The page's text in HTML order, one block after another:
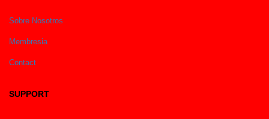
Sobre Nosotros
Membresia
Contact
SUPPORT